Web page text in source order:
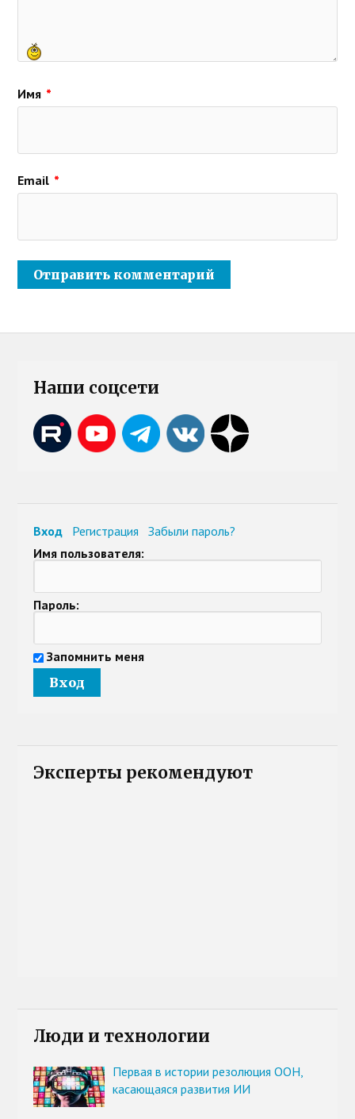
Имя *
Email *
Наши соцсети
Вход Регистрация
Забыли пароль?
Имя пользователя:
Пароль:
Запомнить меня
Эксперты рекомендуют
Люди и технологии
Первая в истории резолюция ООН,
касающаяся развития ИИ